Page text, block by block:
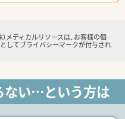
メディカルリソースは、お客様の個
してプライバシーマークが付与され
ない…という方は